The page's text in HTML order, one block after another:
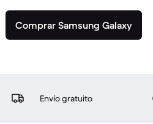
Comprar Samsung Galaxy
Envío gratuito